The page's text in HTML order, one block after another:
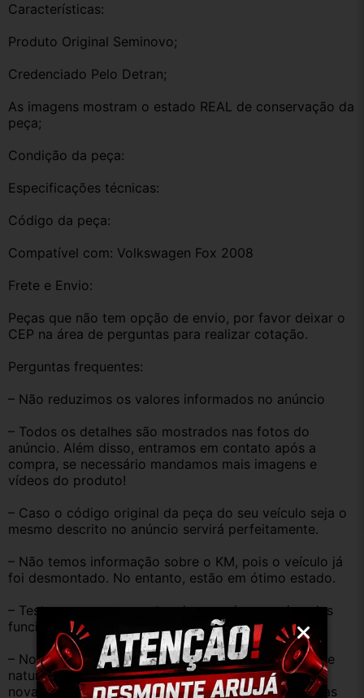
Características:
Produto Original Seminovo;
Credenciado Pelo Detran;
As imagens mostram o estado REAL de conservação da
peça;
Condição da peça:
Especificações técnicas:
Código da peça:
Compatível com: Volkswagen Fox 2008
Frete e Envio:
Peças que não tem opção de envio, por favor deixar o
CEP na área de perguntas para realizar cotação.
Perguntas frequentes:
– Não reduzimos os valores informados no anúncio
– Todos os detalhes são mostrados nas fotos do
anúncio. Além disso, entramos em contato após a
compra, se necessário mandamos mais imagens e
vídeos do produto!
– Caso o código original da peça do seu veículo seja o
mesmo descrito no anúncio servirá perfeitamente.
– Não temos informação sobre o KM, pois o veículo já
foi desmontado. No entanto, estão em ótimo estado.
– Testamos as peças antes de anunciar e enviar, elas
funcionam perfeitamente.
– Nossas peças são USADAS e apresentam desgaste
natural pelo tempo. Peças perfeitas são apenas as
novas e sem uso. No entanto, garantimos que nossas